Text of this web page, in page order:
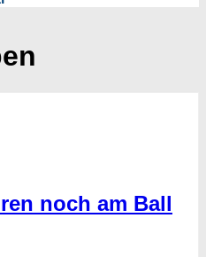
noch am Ball